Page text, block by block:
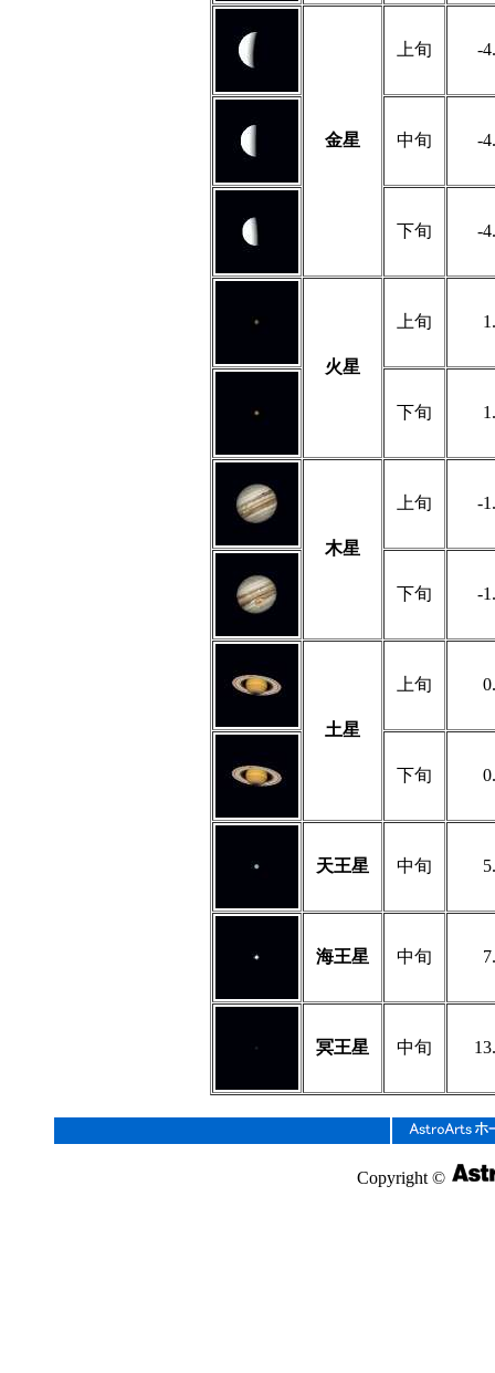
金星
上旬 -
中旬 -
下旬 -
火星
上旬
下旬
木星
上旬 -
下旬 -
土星
上旬
下旬
天王星 中旬
海王星 中旬
冥王星 中旬
Copyright ©